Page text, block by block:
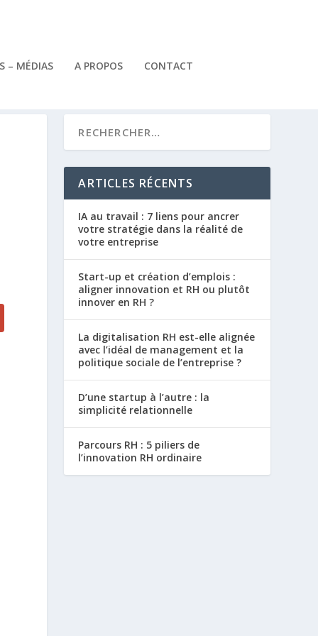
– MÉDIAS A PROPOS CONTACT
ARTICLES RÉCENTS
IA au travail : 7 liens pour ancrer
votre stratégie dans la réalité de
votre entreprise
Start-up et création d’emplois :
aligner innovation et RH ou plutôt
innover en RH ?
La digitalisation RH est-elle alignée
avec l’idéal de management et la
politique sociale de l’entreprise ?
D’une startup à l’autre : la
simplicité relationnelle
Parcours RH : 5 piliers de
l’innovation RH ordinaire